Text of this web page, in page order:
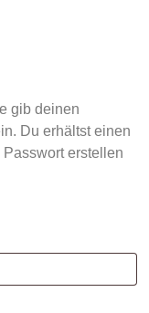
gib deinen
Du erhältst einen
erstellen